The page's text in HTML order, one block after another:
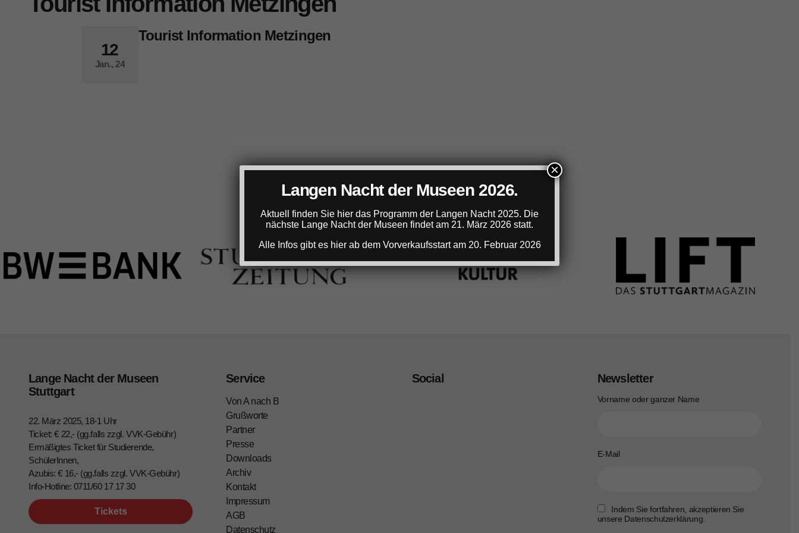
12
Jan., 24
Tourist Information Metzingen
Lange Nacht der Museen
Stuttgart
22. März 2025, 18-1 Uhr
Ticket: € 22,- (gg.falls zzgl. VVK-Gebühr)
Ermäßigtes Ticket für Studierende,
SchülerInnen,
Azubis: € 16,- (gg.falls zzgl. VVK-Gebühr)
Info-Hotline: 0711/60 17 17 30
Tickets
Service
Von A nach B
Grußworte
Partner
Presse
Downloads
Archiv
Kontakt
Impressum
AGB
Datenschutz
Social Newsletter
Vorname oder ganzer Name
E-Mail
Indem Sie fortfahren, akzeptieren Sie
unsere Datenschutzerklärung.
Langen Nacht der Museen 2026.
Aktuell finden Sie hier das Programm der Langen Nacht 2025. Die
nächste Lange Nacht der Museen findet am 21. März 2026 statt.
Alle Infos gibt es hier ab dem Vorverkaufsstart am 20. Februar 2026
×